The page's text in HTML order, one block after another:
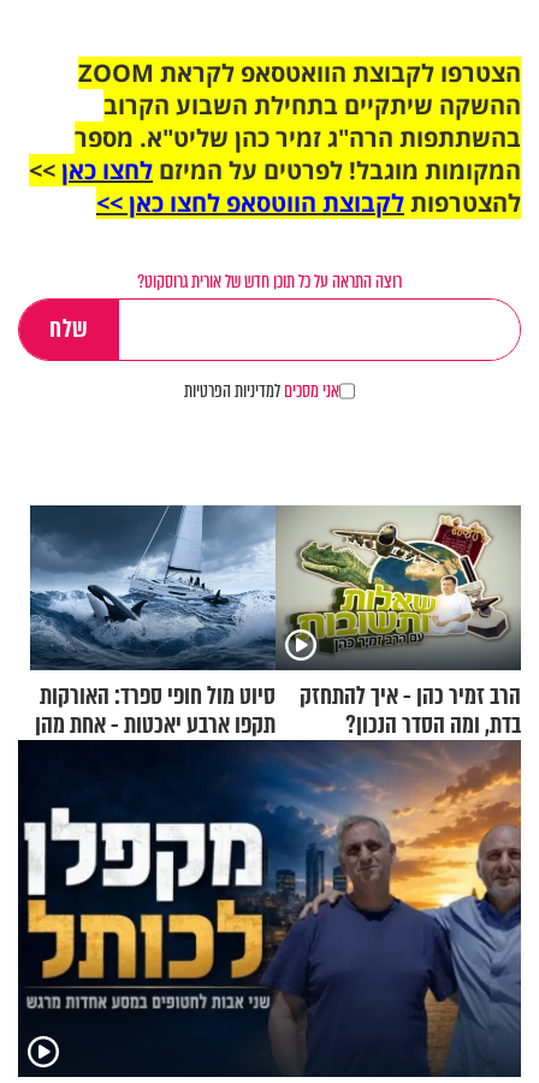
הצטרפו לקבוצת הוואטסאפ לקראת ZOOM
ההשקה שיתקיים בתחילת השבוע הקרוב
בהשתתפות הרה"ג זמיר כהן שליט"א. מספר
המקומות מוגבל! לפרטים על המיזם לחצו כאן>>
להצטרפותלקבוצת הווטסאפ לחצו כאן >>
רוצה התראה על כל תוכן חדש של אורית גרוסקוט?
אני מסכיםלמדיניות הפרטיות
הרב זמיר כהן - איך להתחזק
בדת, ומה הסדר הנכון?
סיוט מול חופי ספרד: האורקות
תקפו ארבע יאכטות - אחת מהן
טבעה